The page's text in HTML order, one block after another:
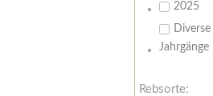
2025
Diverse
Jahrgänge
Rebsorte: